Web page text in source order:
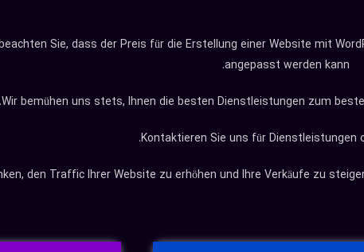
Sie, dass der Preis für die Erstellung einer Website mit
angepasst werden kann.
Wir bemühen uns stets, Ihnen die besten Dienstleistungen zum
Kontaktieren Sie uns für Dienstleistungen
den Traffic Ihrer Website zu erhöhen und Ihre Verkäufe zu